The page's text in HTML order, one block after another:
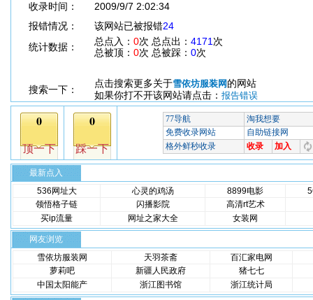
收录时间：
2009/9/7 2:02:34
报错情况：
该网站已被报错24
统计数据：
总点入： 0次 总点出： 4171 次
总被顶： 0次 总被踩： 0次
搜索一下：
点击搜索更多关于雪依坊服装网 的网站
如果你打不开该网站请点击： 报告错误
最新点入
536网址大
心灵的鸡汤 8899电影
领悟格子链
闪播影院
高清rt艺术
买ip流量
网址之家大全 女装网
网友浏览
雪依坊服装网
天羽茶斋 百汇家电网
萝莉吧
新疆人民政府
猪七七
中国太阳能产
浙江图书馆 浙江统计局